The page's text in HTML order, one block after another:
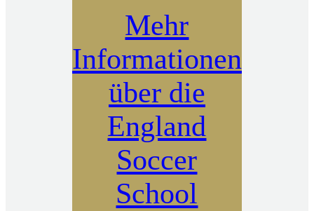
Mehr
Informationen
über die
England
Soccer
School